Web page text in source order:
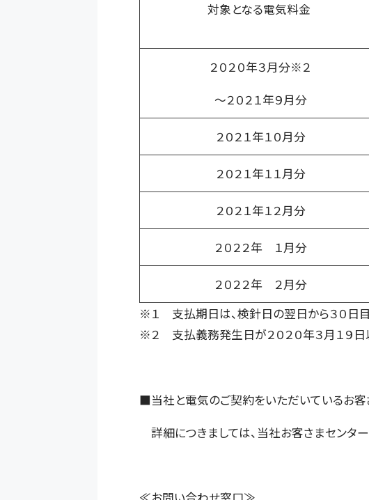
対象となる電気料金
２０２０年３月分※２
～２０２１年９月分
２０２１年１０月分
２０２１年１１月分
２０２１年１２月分
２０２２年 １月分
２０２２年 ２月分
※１ 支払期日は、検針日の翌日から３０日目
※２ 支払義務発生日が２０２０年３月１９日
■当社と電気のご契約をいただいているお
詳細につきましては、当社お客さまセンタ